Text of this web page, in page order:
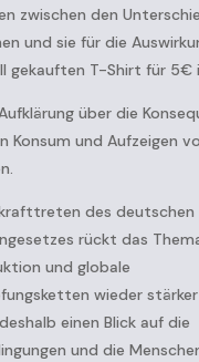
zwischen den
und sie für die
gekauften T-Shirt für 5€
über die
Konsum und Aufzeigen
des deutschen
rückt das
und globale
wieder stärker
einen Blick auf die
und die